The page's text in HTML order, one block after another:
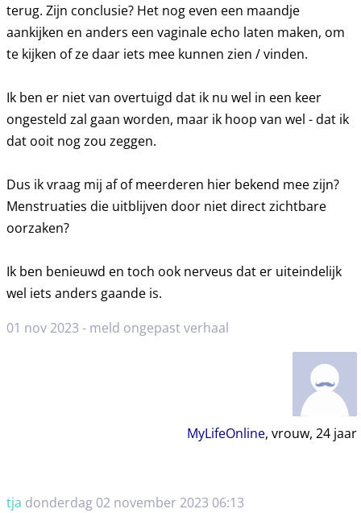
terug. Zijn conclusie? Het nog even een maandje
aankijken en anders een vaginale echo laten maken, om
te kijken of ze daar iets mee kunnen zien / vinden.
Ik ben er niet van overtuigd dat ik nu wel in een keer
ongesteld zal gaan worden, maar ik hoop van wel - dat ik
dat ooit nog zou zeggen.
Dus ik vraag mij af of meerderen hier bekend mee zijn?
Menstruaties die uitblijven door niet direct zichtbare
oorzaken?
Ik ben benieuwd en toch ook nerveus dat er uiteindelijk
wel iets anders gaande is.
01 nov 2023 - meld ongepast verhaal
MyLifeOnline, vrouw, 24jaar
tja donderdag 02 november 2023 06:13